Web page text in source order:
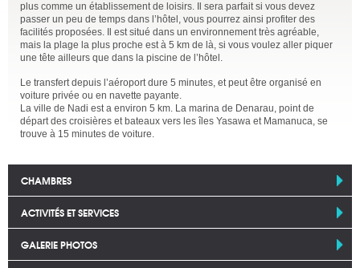
plus comme un établissement de loisirs. Il sera parfait si vous devez
passer un peu de temps dans l’hôtel, vous pourrez ainsi profiter des
facilités proposées. Il est situé dans un environnement très agréable,
mais la plage la plus proche est à 5 km de là, si vous voulez aller piquer
une tête ailleurs que dans la piscine de l’hôtel.
Le transfert depuis l’aéroport dure 5 minutes, et peut être organisé en
voiture privée ou en navette payante.
La ville de Nadi est a environ 5 km. La marina de Denarau, point de
départ des croisières et bateaux vers les îles Yasawa et Mamanuca, se
trouve à 15 minutes de voiture.
CHAMBRES
ACTIVITÉS ET SERVICES
GALERIE PHOTOS